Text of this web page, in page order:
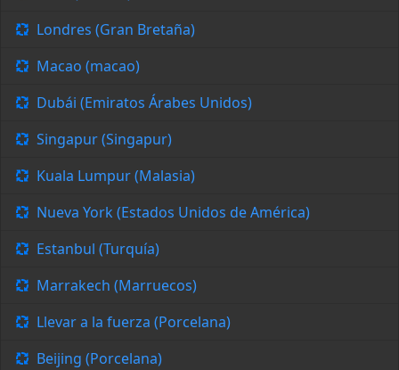
Londres (Gran Bretaña)
Macao (macao)
Dubái (Emiratos Árabes Unidos)
Singapur (Singapur)
Kuala Lumpur (Malasia)
Nueva York (Estados Unidos de América)
Estanbul (Turquía)
Marrakech (Marruecos)
Llevar a la fuerza (Porcelana)
Beijing (Porcelana)